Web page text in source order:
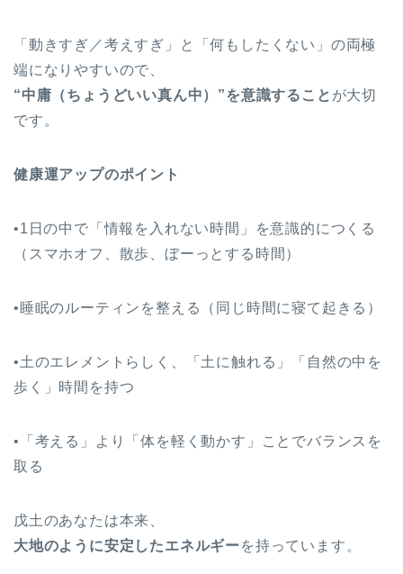
「動きすぎ／考えすぎ」と「何もしたくない」の両極
端になりやすいので、
“中庸（ちょうどいい真ん中）”を意識すること が大切
です。
健康運アップのポイント
•1日の中で「情報を入れない時間」を意識的につくる
（スマホオフ、散歩、ぼーっとする時間）
•睡眠のルーティンを整える（同じ時間に寝て起きる）
•土のエレメントらしく、「土に触れる」「自然の中を
歩く」時間を持つ
•「考える」より「体を軽く動かす」ことでバランスを
取る
戊土のあなたは本来、
大地のように安定したエネルギーを持っています。